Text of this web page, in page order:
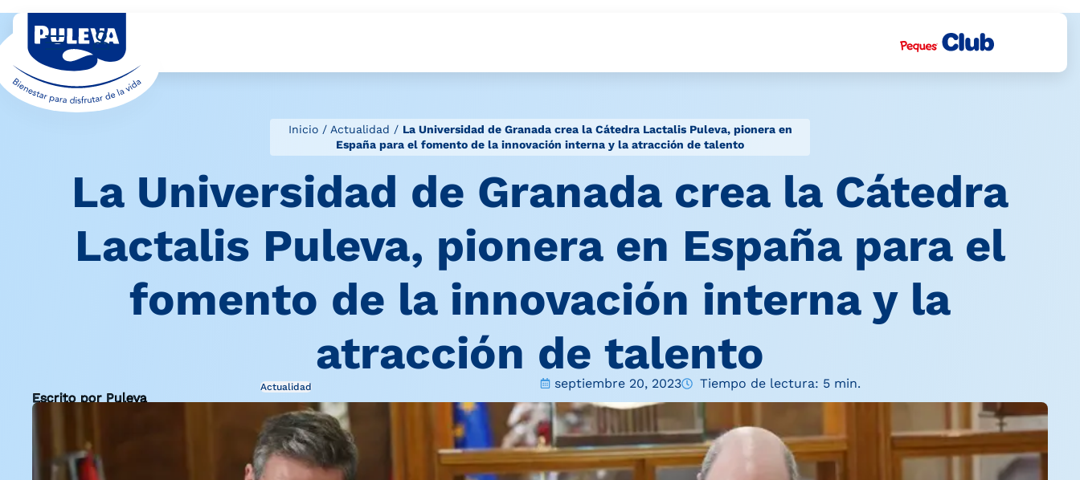
Inicio/ Actualidad / La Universidad de Granada crea la Cátedra Lactalis Puleva, pionera en
España para el fomento de la innovación interna y la atracción de talento
La Universidad de Granada crea la Cátedra
Lactalis Puleva, pionera en España para el
fomento de la innovación interna y la
atracción de talento
Actualidad
Escrito por Puleva
septiembre 20, 2023 Tiempo de lectura: 5 min.